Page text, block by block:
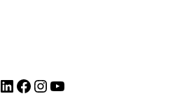
LinkedIn
Facebook
Instagram
YouTube